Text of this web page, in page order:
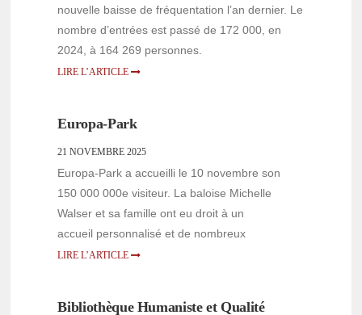
nouvelle baisse de fréquentation l’an dernier. Le
nombre d’entrées est passé de 172 000, en
2024, à 164 269 personnes.
LIRE L’ARTICLE
Europa-Park
21 NOVEMBRE 2025
Europa-Park a accueilli le 10 novembre son
150 000 000e visiteur. La baloise Michelle
Walser et sa famille ont eu droit à un
accueil personnalisé et de nombreux
LIRE L’ARTICLE
Bibliothèque Humaniste et Qualité